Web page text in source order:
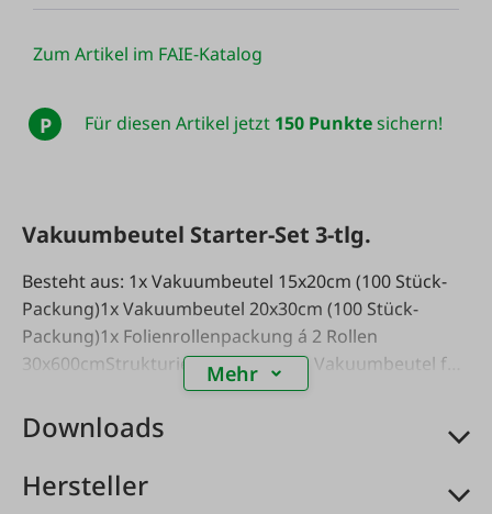
Zum Artikel im FAIE-Katalog
P Für diesen Artikel jetzt 150 Punktesichern!
Vakuumbeutel Starter-Set 3-tlg.
Besteht aus: 1x Vakuumbeutel 15x20cm (100 Stück-
Packung)1x Vakuumbeutel 20x30cm (100 Stück-
Packung)1x Folienrollenpackung á 2 Rollen
30x600cmStrukturierte (goffrierte) Vakuumbeutel für
Vakuumierer mit Außenabsaugung, extra stark 105 µ,
lebensmittelecht, temperaturbeständig für 2 Stunden
bei 70°C und für 15 Min. bei 100°C. BPA-Frei!Achtung:
Strukturierte Vakuumbeutel sind geeignet für
Vakuumierer mit Außenabsaugung! Für Kammer-
Mehr
Downloads
Hersteller